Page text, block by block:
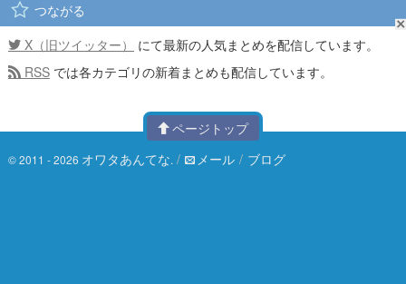
つながる
X（旧ツイッター）
にて最新の人気まとめを配信しています。
RSS では各カテゴリの新着まとめも配信しています。
ページトップ
© 2011 - 2026 オワタあんてな. / メール / ブログ